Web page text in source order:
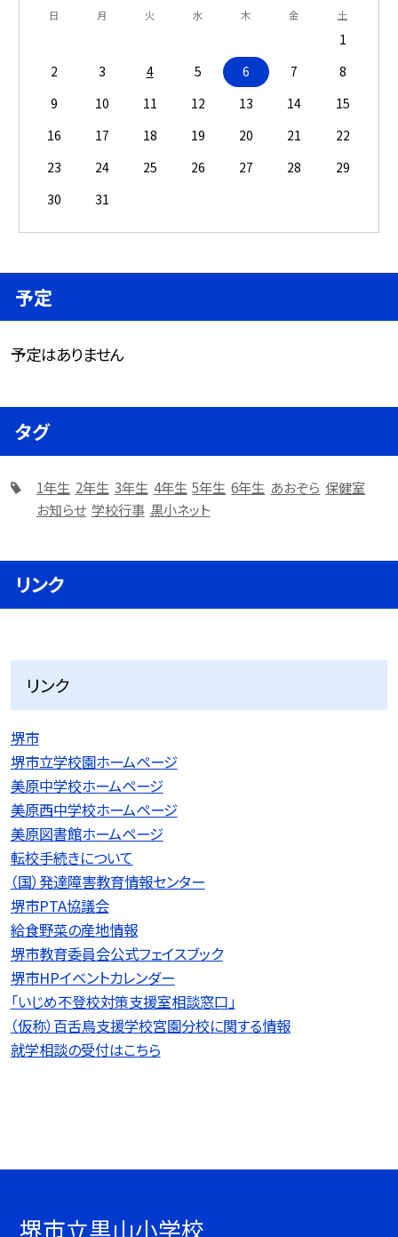
日 月 火 水 木 金 土
1
2
3 4 5 6 7
8
9
10 11 12 13 14
15
16
17 18 19 20 21
22
23
24 25 26 27 28
29
30
31
予定
予定はありません
タグ
1年生 2年生 3年生 4年生 5年生 6年生 あおぞら 保健室
お知らせ 学校行事 黒小ネット
リンク
リンク
堺市
堺市立学校園ホームページ
美原中学校ホームページ
美原西中学校ホームページ
美原図書館ホームページ
転校手続きについて
（国）発達障害教育情報センター
堺市PTA協議会
給食野菜の産地情報
堺市教育委員会公式フェイスブック
堺市HPイベントカレンダー
「いじめ不登校対策支援室相談窓口」
（仮称）百舌鳥支援学校宮園分校に関する情報
就学相談の受付はこちら
堺市立黒山小学校